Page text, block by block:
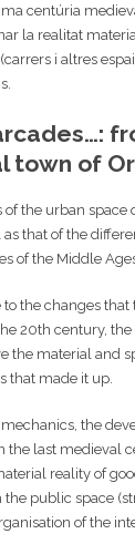
centúria
la realitat
i altres
town of
of the urban
that of the
of the Middle
the changes
20th century,
the material and
that made it up.
the
the last
reality of
public space
of the